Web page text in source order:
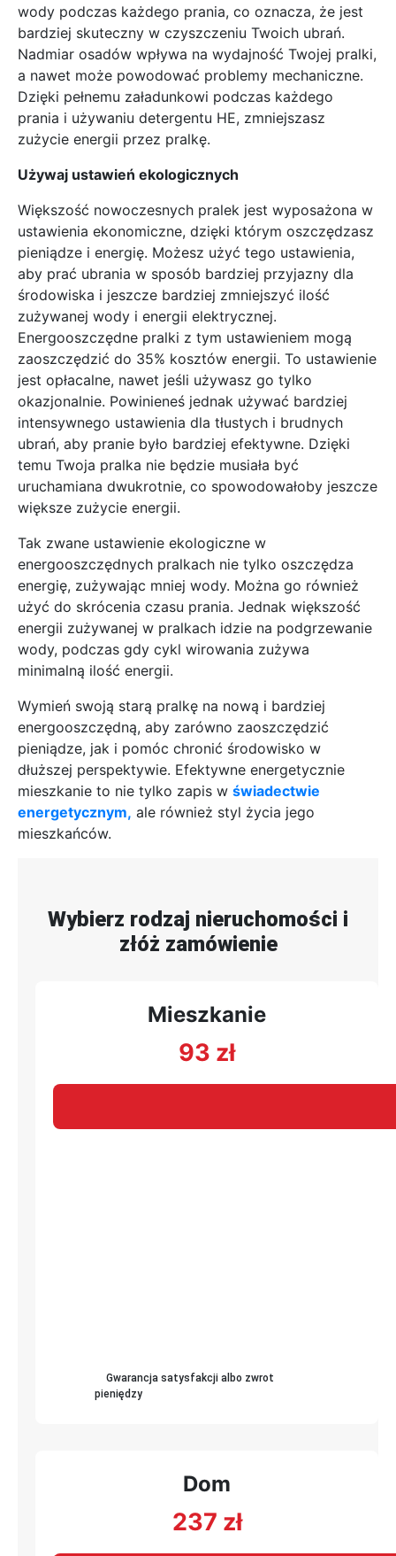
wody podczas każdego prania, co oznacza, że jest
bardziej skuteczny w czyszczeniu Twoich ubrań.
Nadmiar osadów wpływa na wydajność Twojej pralki,
a nawet może powodować problemy mechaniczne.
Dzięki pełnemu załadunkowi podczas każdego
prania i używaniu detergentu HE, zmniejszasz
zużycie energii przez pralkę.
Używaj ustawień ekologicznych
Większość nowoczesnych pralek jest wyposażona w
ustawienia ekonomiczne, dzięki którym oszczędzasz
pieniądze i energię. Możesz użyć tego ustawienia,
aby prać ubrania w sposób bardziej przyjazny dla
środowiska i jeszcze bardziej zmniejszyć ilość
zużywanej wody i energii elektrycznej.
Energooszczędne pralki z tym ustawieniem mogą
zaoszczędzić do 35% kosztów energii. To ustawienie
jest opłacalne, nawet jeśli używasz go tylko
okazjonalnie. Powinieneś jednak używać bardziej
intensywnego ustawienia dla tłustych i brudnych
ubrań, aby pranie było bardziej efektywne. Dzięki
temu Twoja pralka nie będzie musiała być
uruchamiana dwukrotnie, co spowodowałoby jeszcze
większe zużycie energii.
Tak zwane ustawienie ekologiczne w
energooszczędnych pralkach nie tylko oszczędza
energię, zużywając mniej wody. Można go również
użyć do skrócenia czasu prania. Jednak większość
energii zużywanej w pralkach idzie na podgrzewanie
wody, podczas gdy cykl wirowania zużywa
minimalną ilość energii.
Wymień swoją starą pralkę na nową i bardziej
energooszczędną, aby zarówno zaoszczędzić
pieniądze, jak i pomóc chronić środowisko w
dłuższej perspektywie. Efektywne energetycznie
mieszkanie to nie tylko zapis w świadectwie
energetycznym, ale również styl życia jego
mieszkańców.
Wybierz rodzaj nieruchomości i
złóż zamówienie
Mieszkanie
93 zł
Gwarancja satysfakcji albo zwrot
pieniędzy
Dom
237 zł